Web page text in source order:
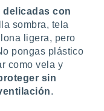
con
sombra, tela
ligera, pero
pongas plástico
como vela y
sin
.